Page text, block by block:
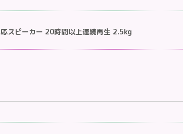
ピーカー 20時間以上連続再生 2.5kg